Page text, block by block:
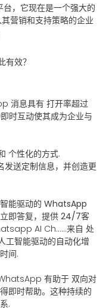
，它现在是一个强大的
营销和支持策略的企业
效？
消息具有 打开率超过
时互动使其成为企业与
个性化的方式.
发送定制信息，并创造更
能驱动的 WhatsApp
即答复，提供 24/7客
AI Ch……来自 处
工智能驱动的自动化增
间.
有助于 双向对
即时帮助。这种持续的
.